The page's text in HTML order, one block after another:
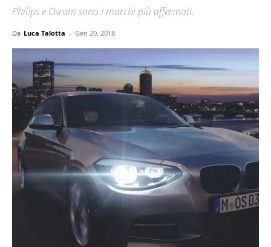
Philips e Osram sono i marchi più affermati.
Da Luca Talotta - Gen 20, 2018